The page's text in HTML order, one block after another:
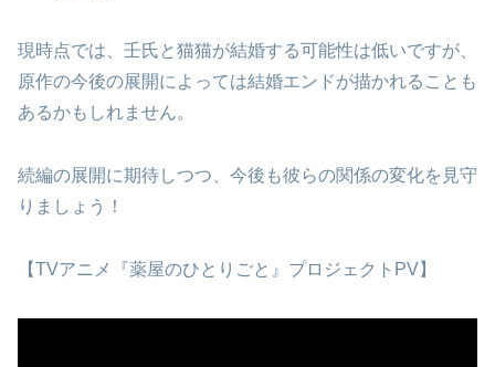
現時点では、壬氏と猫猫が結婚する可能性は低いですが、
原作の今後の展開によっては結婚エンドが描かれることも
あるかもしれません。
続編の展開に期待しつつ、今後も彼らの関係の変化を見守
りましょう！
【TVアニメ『薬屋のひとりごと』プロジェクトPV】